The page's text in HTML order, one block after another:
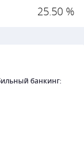
25.50 %
банкинг: